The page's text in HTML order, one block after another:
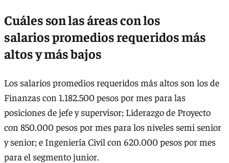
Cuáles son las áreas con los
salarios promedios requeridos más
altos y más bajos
Los salarios promedios requeridos más altos son los de
Finanzas con 1.182.500 pesos por mes para las
posiciones de jefe y supervisor; Liderazgo de Proyecto
con 850.000 pesos por mes para los niveles semi senior
y senior; e Ingeniería Civil con 620.000 pesos por mes
para el segmento junior.